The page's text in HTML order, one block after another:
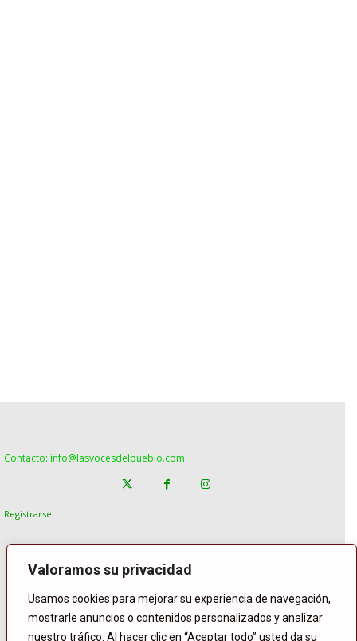
Valoramos su privacidad
Usamos cookies para mejorar su experiencia de navegación,
mostrarle anuncios o contenidos personalizados y analizar
nuestro tráfico. Al hacer clic en “Aceptar todo” usted da su
Contacto: info@lasvocesdelpueblo.com
Registrarse